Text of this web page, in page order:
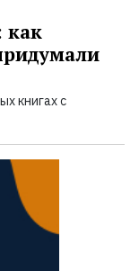
как
книгах с